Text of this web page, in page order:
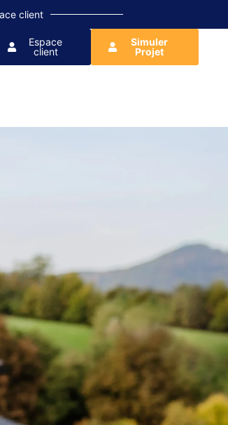
client
Espace
client
Simuler
Projet